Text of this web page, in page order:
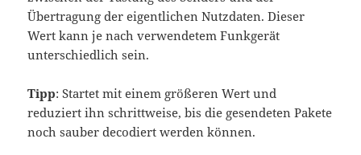
Übertragung der eigentlichen Nutzdaten. Dieser
Wert kann je nach verwendetem Funkgerät
unterschiedlich sein.
Tipp: Startet mit einem größeren Wert und
reduziert ihn schrittweise, bis die gesendeten Pakete
noch sauber decodiert werden können.